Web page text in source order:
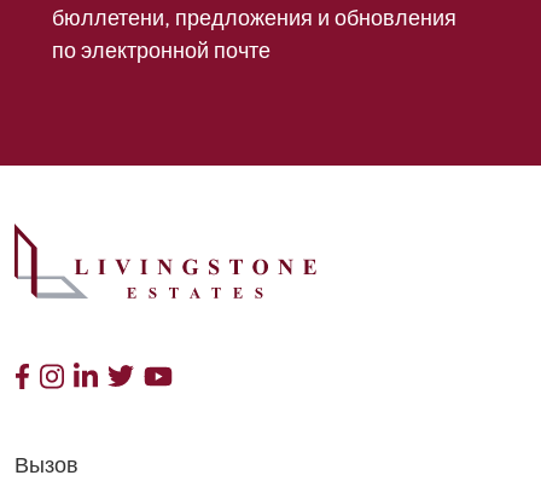
бюллетени, предложения и обновления
по электронной почте
Вызов